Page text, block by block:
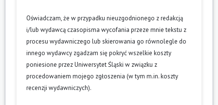
Oświadczam, że w przypadku nieuzgodnionego z redakcją
i/lub wydawcą czasopisma wycofania przeze mnie tekstu z
procesu wydawniczego lub skierowania go równolegle do
innego wydawcy zgadzam się pokryć wszelkie koszty
poniesione przez Uniwersytet Śląski w związku z
procedowaniem mojego zgłoszenia (w tym m.in. koszty
recenzji wydawniczych).